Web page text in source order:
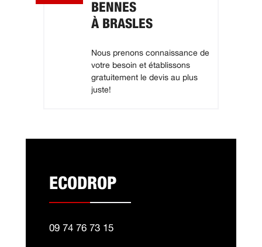
BENNES
À BRASLES
Nous prenons connaissance de
votre besoin et établissons
gratuitement le devis au plus
juste!
ECODROP
09 74 76 73 15